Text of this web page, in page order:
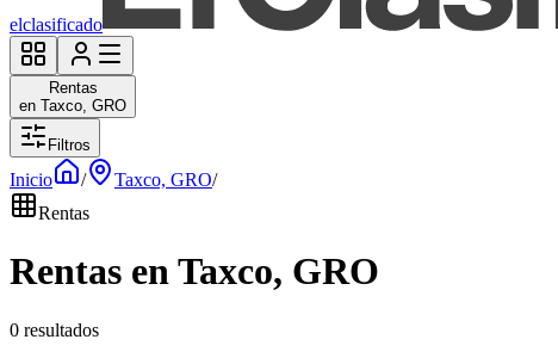
elclasificado
Rentas
en Taxco, GRO
Filtros
Inicio / Taxco, GRO/
Rentas
Rentas en Taxco, GRO
0 resultados